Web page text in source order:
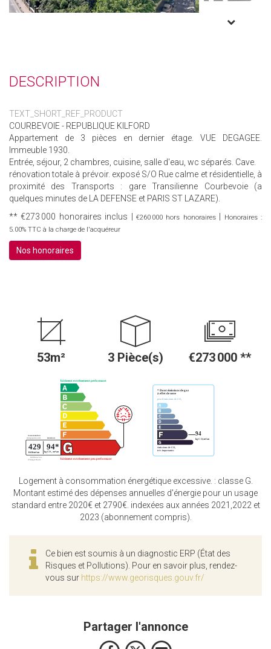
DESCRIPTION
TEXT_SHORT_REF_PRODUCT
COURBEVOIE - REPUBLIQUE KILFORD
Appartement de 3 pièces en dernier étage. VUE DEGAGEE.
Immeuble 1930.
Entrée, séjour, 2 chambres, cuisine, salle d'eau, wc séparés. Cave.
rénovation totale à prévoir. exposé S/O Rue calme et résidentielle, à
proximité des Transports : gare Transilienne Courbevoie (a
quelques minutes de LA DEFENSE et PARIS ST LAZARE).
** €273 000 honoraires inclus |€260 000 hors honoraires|
Honoraires :
5.00% TTC à la charge de l'acquéreur
Nos honoraires
53m² 3 Pièce(s) €273 000 **
Logement à consommation énergétique excessive. : classe G.
Montant estimé des dépenses annuelles d'énergie pour un usage
standard entre 2020€ et 2790€. indexées aux années 2021,2022 et
2023 (abonnement compris).
Ce bien est soumis à un diagnostic ERP (État des
Risques et Pollutions). Pour en savoir plus, rendez-
vous sur https://www.georisques.gouv.fr/
Partager l'annonce